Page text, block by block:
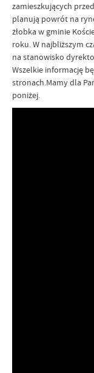
zamieszkujących
planują powrót na
żłobka w gminie
roku. W najbliższym
na stanowisko
Wszelkie informację
stronach.Mamy dla
poniżej.